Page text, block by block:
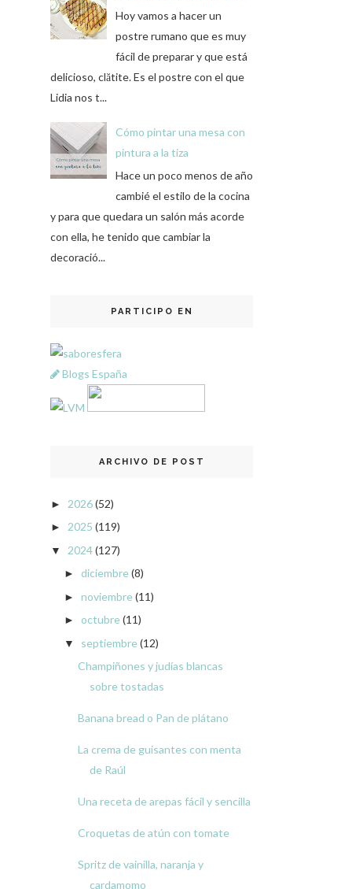
Hoy vamos a hacer un
postre rumano que es muy
fácil de preparar y que está
delicioso, clătite. Es el postre con el que
Lidia nos t...
Cómo pintar una mesa con
pintura a la tiza
Hace un poco menos de año
cambié el estilo de la cocina
y para que quedara un salón más acorde
con ella, he tenido que cambiar la
decoració...
PARTICIPO EN
Blogs España
ARCHIVO DE POST
► 2026(52)
► 2025 (119)
▼ 2024(127)
► diciembre(8)
► noviembre(11)
► octubre(11)
▼ septiembre(12)
Champiñones y judías blancas
sobre tostadas
Banana bread o Pan de plátano
La crema de guisantes con menta
de Raúl
Una receta de arepas fácil y sencilla
Croquetas de atún con tomate
Spritz de vainilla, naranja y
cardamomo